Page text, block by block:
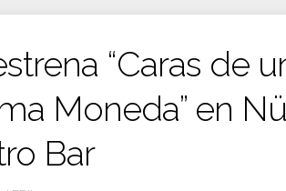
“Caras de
Moneda” en
Bar